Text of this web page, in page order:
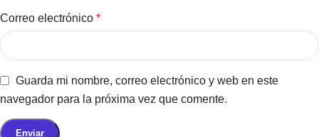
Correo electrónico *
Guarda mi nombre, correo electrónico y web en este
navegador para la próxima vez que comente.